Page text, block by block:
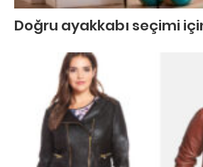
Doğru ayakkabı seçimi